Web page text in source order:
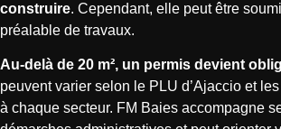
construire. Cependant, elle peut être
préalable de travaux.
Au-delà de 20 m², un permis devient
peuvent varier selon le PLU d’Ajaccio et
à chaque secteur. FM Baies accompagne